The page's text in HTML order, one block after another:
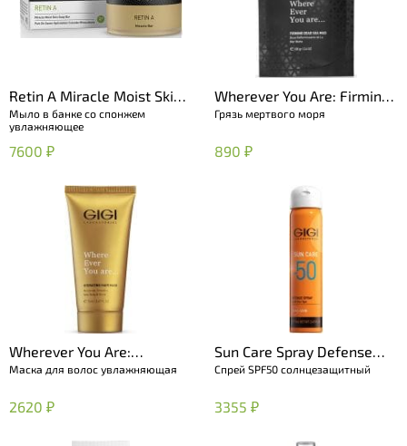
Retin A Miracle Moist Skin
Soap Bar
Мыло в банке со спонжем
увлажняющее
7600 ₽
Wherever You Are: Firming
Dead Sea Mud
Грязь мертвого моря
890 ₽
Wherever You Are:
Hydrating Hair Mask
Маска для волос увлажняющая
2620 ₽
Sun Care Spray Defense
SPF 50
Спрей SPF50 солнцезащитный
3355 ₽